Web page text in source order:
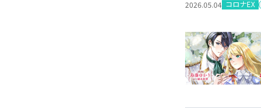
2026.05.04 コロナEX